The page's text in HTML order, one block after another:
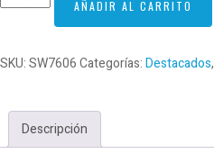
VIAS
cantidad
AÑADIR AL CARRITO
SKU:SW7606Categorías:Destacados,
Descripción